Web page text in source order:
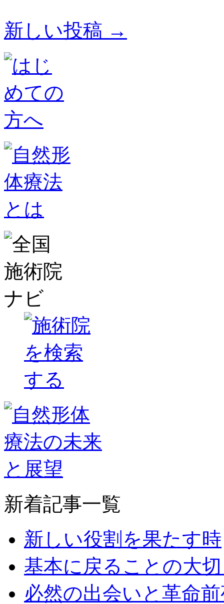
新しい投稿 →
新着記事一覧
新しい役割を果たす時
基本に戻ることの大
必然の出会いと革命